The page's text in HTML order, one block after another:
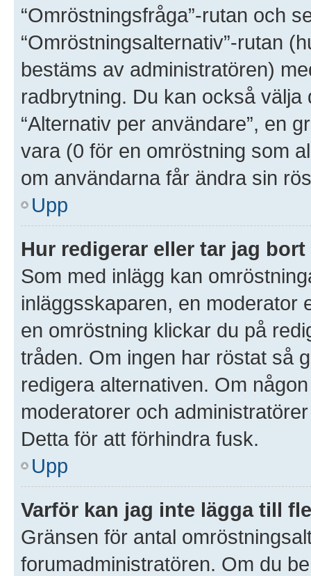
“Omröstningsfråga”-rutan och
“Omröstningsalternativ”-rutan
bestäms av administratören)
radbrytning. Du kan också
“Alternativ per användare”, en
vara (0 för en omröstning som
om användarna får ändra sin
Upp
Hur redigerar eller tar jag
Som med inlägg kan
inläggsskaparen, en moderator
en omröstning klickar du på
tråden. Om ingen har röstat så
redigera alternativen. Om
moderatorer och
Detta för att förhindra fusk.
Upp
Varför kan jag inte lägga till
Gränsen för antal
forumadministratören. Om du